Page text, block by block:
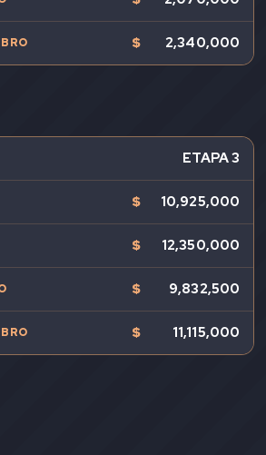
$ 2,340,000
ETAPA 3
$ 10,925,000
$ 12,350,000
$ 9,832,500
$ 11,115,000